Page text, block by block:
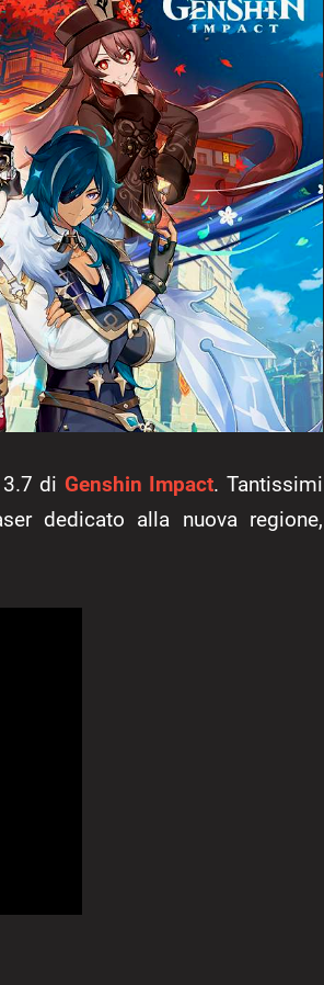
di Genshin Impact. Tantissimi
dedicato alla nuova regione,